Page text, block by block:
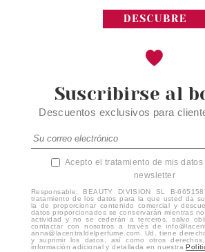
Suscribirse al
Descuentos exclusivos para
Acepto el tratamiento de mis
newsletter
Responsable: BEAUTY DIVISION SL B-
tratamiento de los datos para la que usted da
la de proporcionar contenido comercial y
datos proporcionados se conservarán mientras
actividad y no se cederán a terceros, salvo
contactar con nosotros a través de
anna@lacentraldelperfume.com. Ud. tiene
y suprimir los datos, así como otros
información adicional y detallada en nuestra